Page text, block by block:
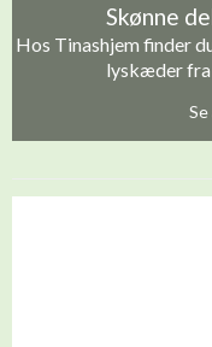
Skønne
Hos Tinashjem finder
lyskæder fra